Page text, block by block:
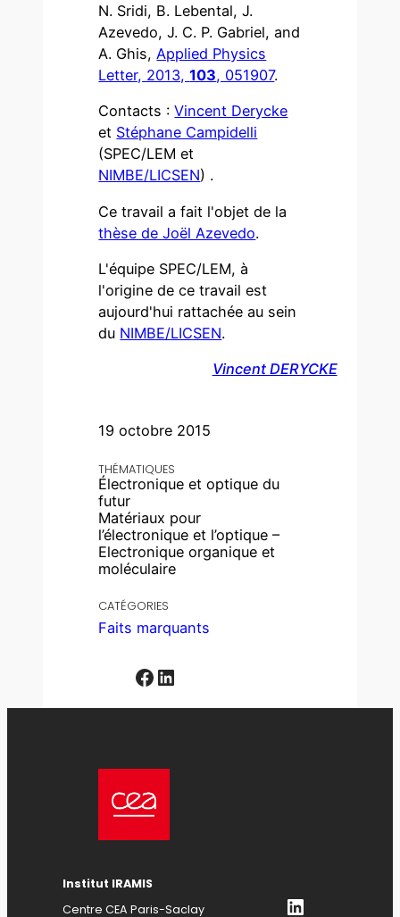
19 octobre 2015
THÉMATIQUES
Électronique et optique du
futur
Matériaux pour
l’électronique et l’optique –
Electronique organique et
moléculaire
CATÉGORIES
Faits marquants
Facebook LinkedIn
N. Sridi, B. Lebental, J.
Azevedo, J. C. P. Gabriel, and
A. Ghis,Applied Physics
Letter, 2013,103, 051907.
Contacts :Vincent Derycke
et Stéphane Campidelli
(SPEC/LEM et
NIMBE/LICSEN) .
Ce travail a fait l'objet de la
thèse de Joël Azevedo.
L'équipe SPEC/LEM, à
l'origine de ce travail est
aujourd'hui rattachée au sein
du NIMBE/LICSEN.
Vincent DERYCKE
Institut IRAMIS
Centre CEA Paris-Saclay
LinkedIn